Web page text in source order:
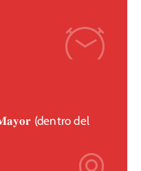
(dentro del